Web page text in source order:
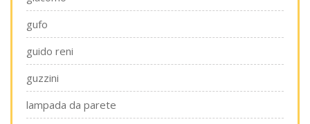
gufo
guido reni
guzzini
lampada da parete